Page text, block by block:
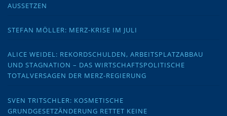
AUSSETZEN
STEFAN MÖLLER: MERZ-KRISE IM JULI
ALICE WEIDEL: REKORDSCHULDEN, ARBEITSPLATZABBAU
UND STAGNATION – DAS WIRTSCHAFTSPOLITISCHE
TOTALVERSAGEN DER MERZ-REGIERUNG
SVEN TRITSCHLER: KOSMETISCHE
GRUNDGESETZÄNDERUNG RETTET KEINE